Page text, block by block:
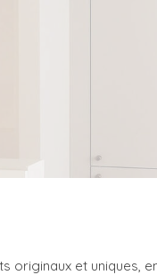
originaux et uniques,